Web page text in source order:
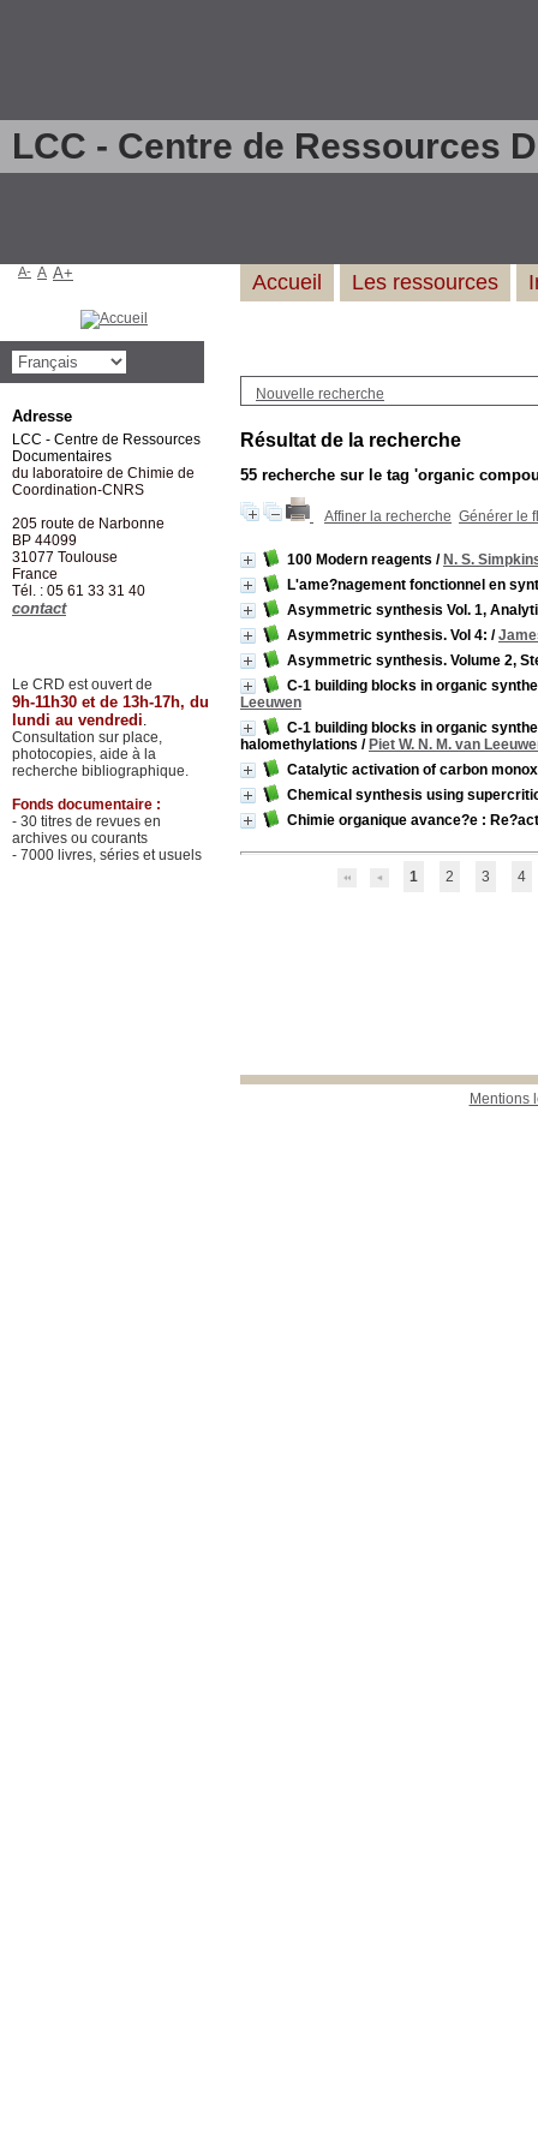
LCC - Centre de Ressources
Nouvelle recherche
Résultat de la recherche
55 recherche sur le tag 'organic
Affiner la recherche Générer le
100 Modern reagents / N. S.
L'ame?nagement fonctionnel en
Asymmetric synthesis Vol. 1,
Asymmetric synthesis. Vol 4: /
Asymmetric synthesis. Volume 2,
C-1 building blocks in organic
Leeuwen
C-1 building blocks in organic
halomethylations / Piet W. N. M. van
Catalytic activation of carbon
Chemical synthesis using
Chimie organique avance?e :
1 2 3 4
Mentions
Accueil Les ressources
A- A A+
Adresse
LCC - Centre de Ressources
Documentaires
du laboratoire de Chimie de
Coordination-CNRS
205 route de Narbonne
BP 44099
31077 Toulouse
France
Tél. : 05 61 33 31 40
contact
Le CRD est ouvert de
9h-11h30 et de 13h-17h, du
lundi au vendredi.
Consultation sur place,
photocopies, aide à la
recherche bibliographique.
Fonds documentaire :
- 30 titres de revues en
archives ou courants
- 7000 livres, séries et usuels